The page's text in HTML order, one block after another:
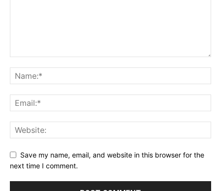
Save my name, email, and website in this browser for the
next time I comment.